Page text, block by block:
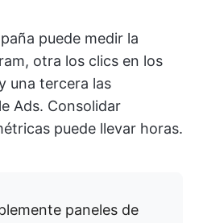
puede medir la
otra los clics en los
una tercera las
Ads. Consolidar
puede llevar horas.
paneles de